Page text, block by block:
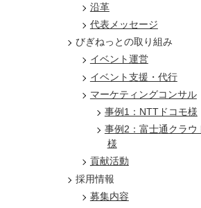
沿革
代表メッセージ
びぎねっとの取り組み
イベント運営
イベント支援・代行
マーケティングコンサル
事例1：NTTドコモ様
事例2：富士通クラウ
様
貢献活動
採用情報
募集内容